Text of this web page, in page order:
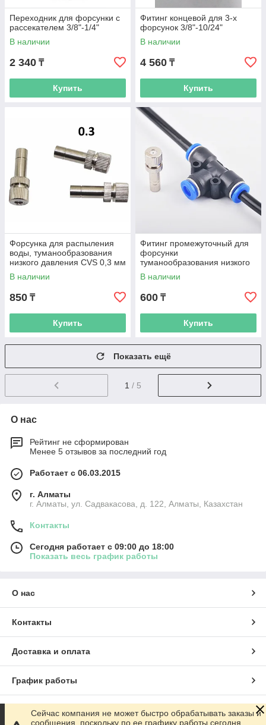
Переходник для форсунки с
рассекателем 3/8"-1/4"
В наличии
2 340 ₸
Купить
Фитинг концевой для 3-х
форсунок 3/8"-10/24"
В наличии
4 560 ₸
Купить
Форсунка для распыления
воды, туманообразования
низкого давления CVS 0,3 мм
В наличии
850 ₸
Купить
Фитинг промежуточный для
форсунки
туманообразования низкого
давления
В наличии
600 ₸
Купить
Показать ещё
1 / 5
О нас
Рейтинг не сформирован
Менее 5 отзывов за последний год
Работает с 06.03.2015
г. Алматы
г. Алматы, ул. Садвакасова, д. 122, Алматы, Казахстан
Контакты
Сегодня работает с 09:00 до 18:00
Показать весь график работы
О нас
Контакты
Доставка и оплата
График работы
Полная версия сайта
Сейчас компания не может быстро обрабатывать заказы и
сообщения, поскольку по ее графику работы сегодня